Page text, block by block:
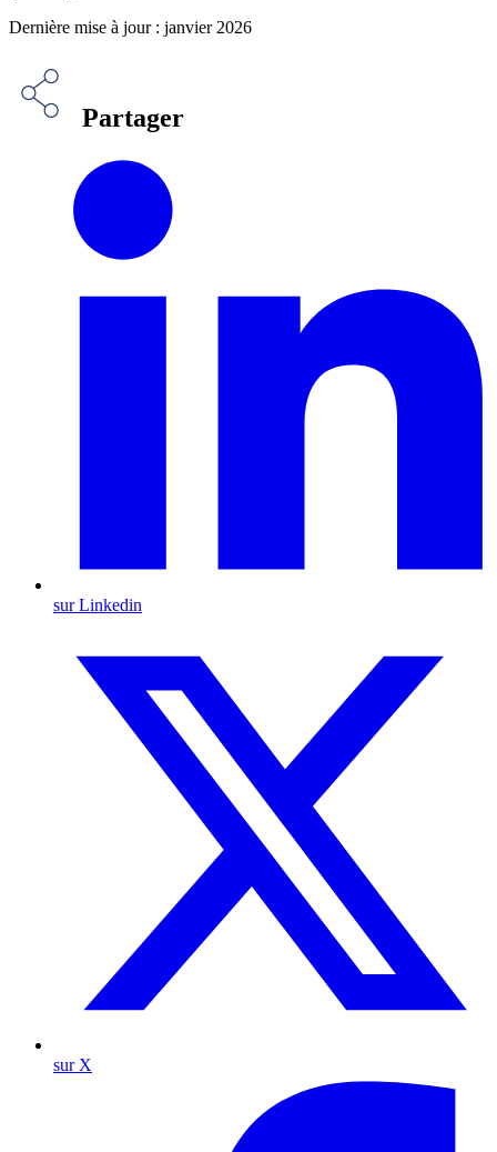
Dernière mise à jour : janvier 2026
Partager
sur Linkedin
sur X